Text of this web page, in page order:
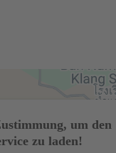
um den
zu laden!